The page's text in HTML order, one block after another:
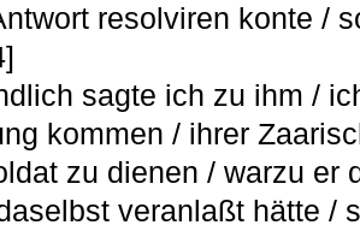
resolviren konte /
sagte ich zu ihm /
kommen / ihrer
zu dienen / warzu er
veranlaßt hätte /